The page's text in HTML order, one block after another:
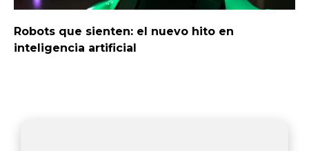
Robots que sienten: el nuevo hito en
inteligencia artificial